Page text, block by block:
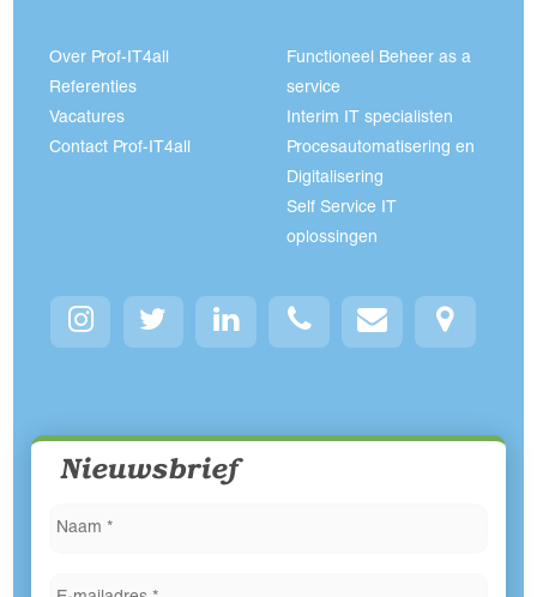
Over Prof-IT4all
Referenties
Vacatures
Contact Prof-IT4all
Functioneel Beheer as a
service
Interim IT specialisten
Procesautomatisering en
Digitalisering
Self Service IT
oplossingen
Nieuwsbrief